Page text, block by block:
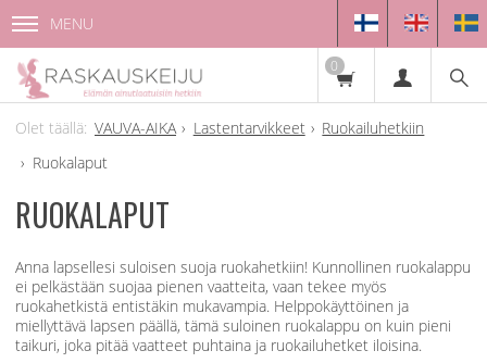
MENU
0
VAUVA-AIKA Lastentarvikkeet
Ruokailuhetkiin
Ruokalaput
RUOKALAPUT
Anna lapsellesi suloisen suoja ruokahetkiin! Kunnollinen ruokalappu
ei pelkästään suojaa pienen vaatteita, vaan tekee myös
ruokahetkistä entistäkin mukavampia. Helppokäyttöinen ja
miellyttävä lapsen päällä, tämä suloinen ruokalappu on kuin pieni
taikuri, joka pitää vaatteet puhtaina ja ruokailuhetket iloisina.